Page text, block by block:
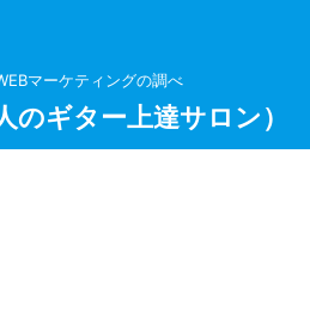
マーケティングの調べ
のギター上達サロン）